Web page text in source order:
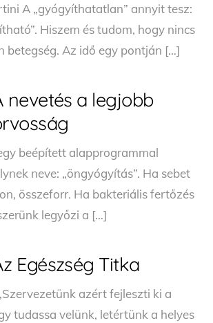
A „gyógyíthatatlan” annyit tesz:
Hiszem és tudom, hogy nincs
betegség. Az idő egy pontján […]
nevetés a legjobb
beépített alapprogrammal
neve: „öngyógyítás”. Ha sebet
összeforr. Ha bakteriális fertőzés
legyőzi a […]
Egészség Titka
azért fejleszti ki a
tudassa velünk, letértünk a helyes